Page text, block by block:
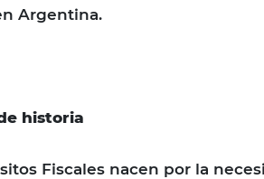
Argentina.
historia
Fiscales nacen por la